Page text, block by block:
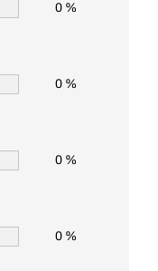
0 %
0 %
0 %
0 %